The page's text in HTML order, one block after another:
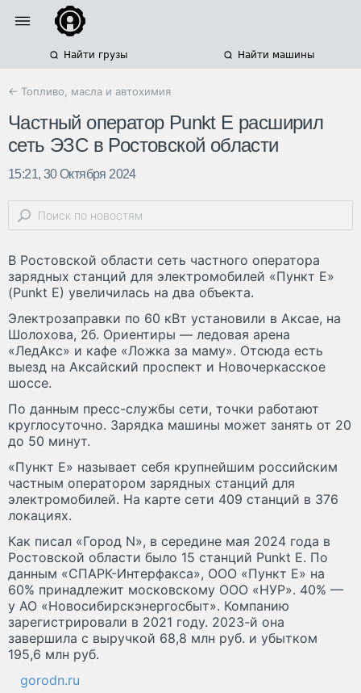
Найти грузы Найти машины
← Топливо, масла и автохимия
Частный оператор Punkt E расширил
сеть ЭЗС в Ростовской области
15:21, 30 Октября 2024
В Ростовской области сеть частного оператора
зарядных станций для электромобилей «Пункт Е»
(Punkt Е) увеличилась на два объекта.
Электрозаправки по 60 кВт установили в Аксае, на
Шолохова, 2б. Ориентиры — ледовая арена
«ЛедАкс» и кафе «Ложка за маму». Отсюда есть
выезд на Аксайский проспект и Новочеркасское
шоссе.
По данным пресс-службы сети, точки работают
круглосуточно. Зарядка машины может занять от 20
до 50 минут.
«Пункт Е» называет себя крупнейшим российским
частным оператором зарядных станций для
электромобилей. На карте сети 409 станций в 376
локациях.
Как писал «Город N», в середине мая 2024 года в
Ростовской области было 15 станций Punkt Е. По
данным «СПАРК-Интерфакса», ООО «Пункт Е» на
60% принадлежит московскому ООО «НУР». 40% —
у АО «Новосибирскэнергосбыт». Компанию
зарегистрировали в 2021 году. 2023-й она
завершила с выручкой 68,8 млн руб. и убытком
195,6 млн руб.
gorodn.ru